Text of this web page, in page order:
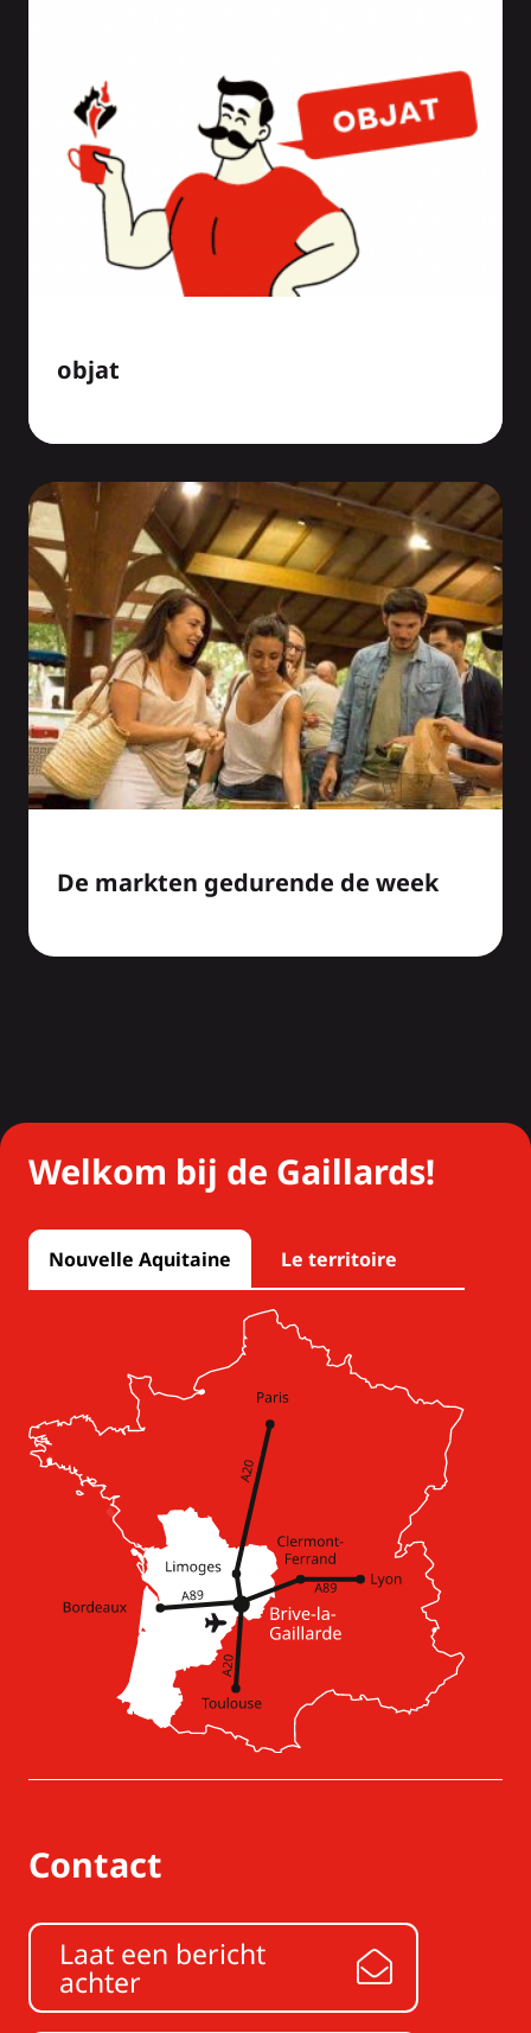
objat
De markten gedurende de week
Welkom bij de Gaillards!
Nouvelle Aquitaine Le territoire
Contact
Laat een bericht
achter